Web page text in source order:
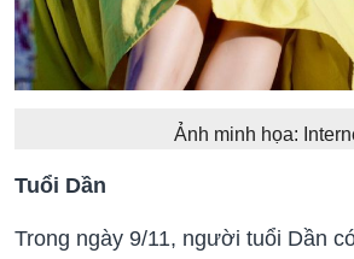
Ảnh minh họa:
Tuổi Dần
Trong ngày 9/11, người tuổi Dần